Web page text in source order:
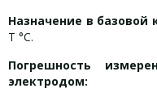
Назначение в базовой
Т °С.
Погрешность
электродом: